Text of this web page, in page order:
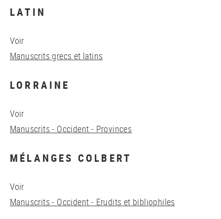
LATIN
Voir
Manuscrits grecs et latins
LORRAINE
Voir
Manuscrits - Occident - Provinces
MÉLANGES COLBERT
Voir
Manuscrits - Occident - Erudits et bibliophiles